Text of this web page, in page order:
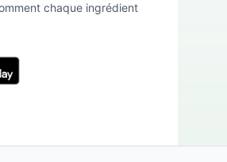
chaque ingrédient